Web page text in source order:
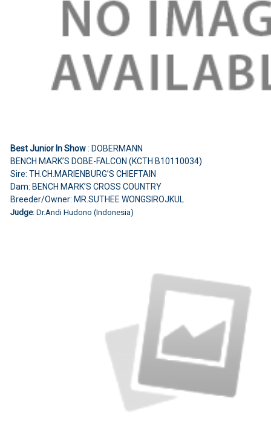
Best Junior In Show: DOBERMANN
BENCH MARK’S DOBE-FALCON (KCTH B10110034)
Sire: TH.CH.MARIENBURG’S CHIEFTAIN
Dam: BENCH MARK’S CROSS COUNTRY
Breeder/Owner: MR.SUTHEE WONGSIROJKUL
Judge: Dr.Andi Hudono (Indonesia)